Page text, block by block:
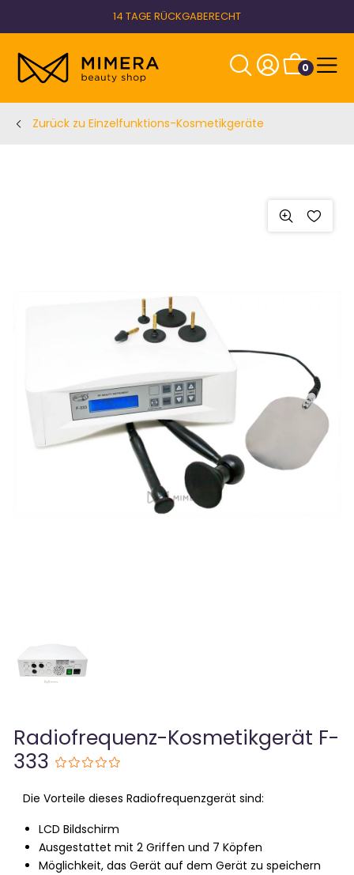
14 TAGE RÜCKGABERECHT
0
Zurück zu Einzelfunktions-Kosmetikgeräte
Radiofrequenz-Kosmetikgerät F-
333
Die Vorteile dieses Radiofrequenzgerät sind:
LCD Bildschirm
Ausgestattet mit 2 Griffen und 7 Köpfen
Möglichkeit, das Gerät auf dem Gerät zu speichern